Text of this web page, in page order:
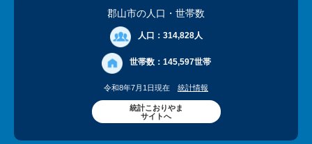
郡山市の人口 ・世帯数
人口： 314,828人
世帯数： 145,597世帯
令和8年7月1日現在 統計情報
統計こおりやま
サイトへ